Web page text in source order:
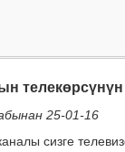
телекөрсүнүн
25-01-16
сизге